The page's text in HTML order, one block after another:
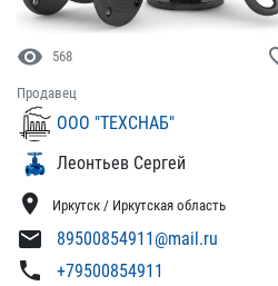
visibility 568
Продавец
ООО "ТЕХСНАБ"
Леонтьев Сергей
location_on Иркутск / Иркутская область
mail 89500854911@mail.ru
phone +79500854911